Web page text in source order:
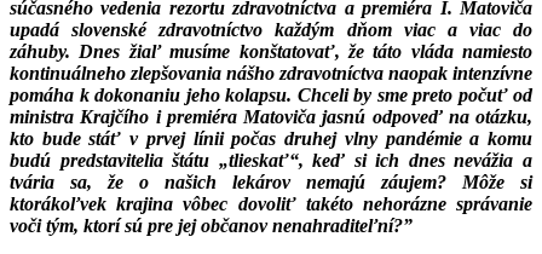
súčasného vedenia rezortu zdravotníctva a premiéra I. Matoviča
upadáslovenské zdravotníctvo každým dňom viac a viac do
záhuby. Dnes žiaľ musíme konštatovať, že táto vláda namiesto
kontinuálneho zlepšovania nášho zdravotníctva naopak intenzívne
pomáha k dokonaniu jeho kolapsu. Chceli by sme preto počuť od
ministra Krajčího i premiéra Matoviča jasnú odpoveď na otázku,
kto bude stáť v prvej líniipočas druhej vlny pandémie a komu
budú predstavitelia štátu „tlieskať“, keď si ich dnesnevážia a
tvária sa, že o našich lekárov nemajú záujem? Môže si
ktorákoľvek krajinavôbec dovoliť takéto nehorázne správanie
voči tým, ktorí sú pre jej občanovnenahraditeľní?”